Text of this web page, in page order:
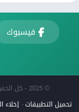
فيسبوك
© 2025 - كل الحقوق محفوظة -
تحميل التطبيقات إخلاء